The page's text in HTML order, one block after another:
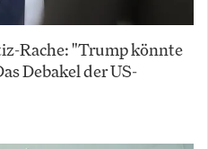
Rache: "Trump könnte
Debakel der US-